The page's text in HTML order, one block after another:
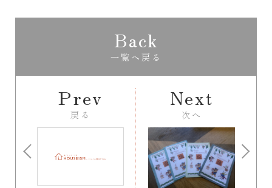
Prev
戻る
Back
一覧へ戻る
Next
次へ